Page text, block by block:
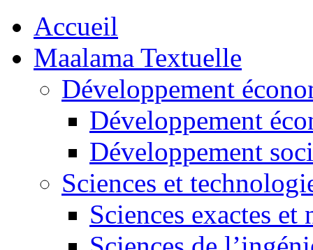
Accueil
Maalama Textuelle
Développement
Développement
Développement
Sciences et
Sciences exactes et